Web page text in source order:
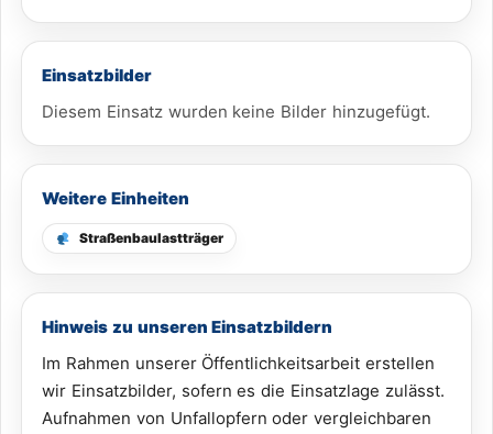
Einsatzbilder
Diesem Einsatz wurden keine Bilder hinzugefügt.
Weitere Einheiten
Straßenbaulastträger
Hinweis zu unseren Einsatzbildern
Im Rahmen unserer Öffentlichkeitsarbeit erstellen
wir Einsatzbilder, sofern es die Einsatzlage zulässt.
Aufnahmen von Unfallopfern oder vergleichbaren